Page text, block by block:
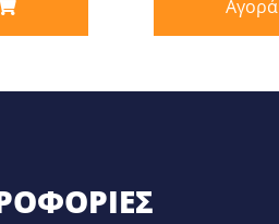
Αγορά